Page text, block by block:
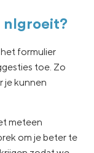
nlgroeit?
het formulier
toe. Zo
je kunnen
meteen
om je beter te